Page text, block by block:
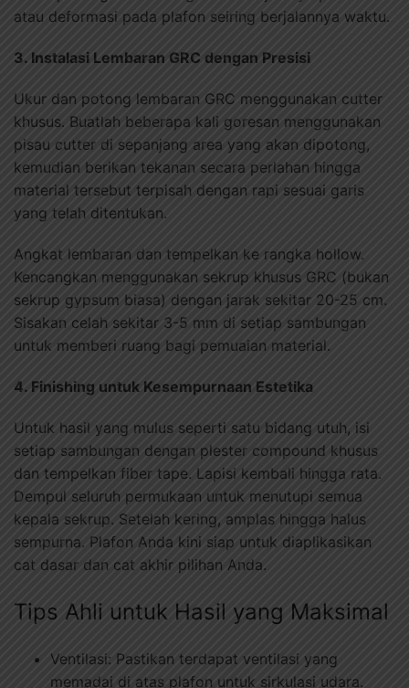
atau deformasi pada plafon seiring berjalannya waktu.
3. Instalasi Lembaran GRC dengan Presisi
Ukur dan potong lembaran GRC menggunakan cutter
khusus. Buatlah beberapa kali goresan menggunakan
pisau cutter di sepanjang area yang akan dipotong,
kemudian berikan tekanan secara perlahan hingga
material tersebut terpisah dengan rapi sesuai garis
yang telah ditentukan.
Angkat lembaran dan tempelkan ke rangka hollow.
Kencangkan menggunakan sekrup khusus GRC (bukan
sekrup gypsum biasa) dengan jarak sekitar 20-25 cm.
Sisakan celah sekitar 3-5 mm di setiap sambungan
untuk memberi ruang bagi pemuaian material.
4. Finishing untuk Kesempurnaan Estetika
Untuk hasil yang mulus seperti satu bidang utuh, isi
setiap sambungan dengan plester compound khusus
dan tempelkan fiber tape. Lapisi kembali hingga rata.
Dempul seluruh permukaan untuk menutupi semua
kepala sekrup. Setelah kering, amplas hingga halus
sempurna. Plafon Anda kini siap untuk diaplikasikan
cat dasar dan cat akhir pilihan Anda.
Tips Ahli untuk Hasil yang Maksimal
Ventilasi: Pastikan terdapat ventilasi yang
memadai di atas plafon untuk sirkulasi udara.